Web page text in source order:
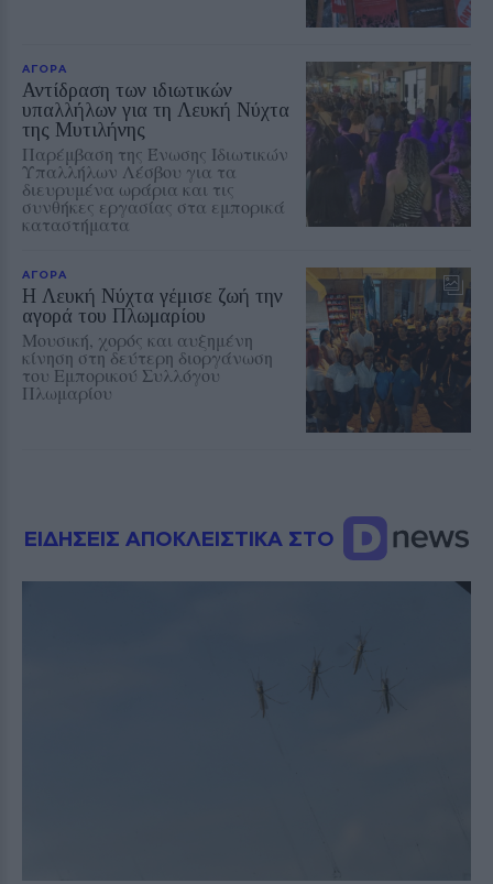
ΑΓΟΡΑ
Αντίδραση των ιδιωτικών
υπαλλήλων για τη Λευκή Νύχτα
της Μυτιλήνης
Παρέμβαση της Ένωσης Ιδιωτικών
Υπαλλήλων Λέσβου για τα
διευρυμένα ωράρια και τις
συνθήκες εργασίας στα εμπορικά
καταστήματα
ΑΓΟΡΑ
Η Λευκή Νύχτα γέμισε ζωή την
αγορά του Πλωμαρίου
Μουσική, χορός και αυξημένη
κίνηση στη δεύτερη διοργάνωση
του Εμπορικού Συλλόγου
Πλωμαρίου
ΕΙΔΗΣΕΙΣ ΑΠΟΚΛΕΙΣΤΙΚΑ ΣΤΟ